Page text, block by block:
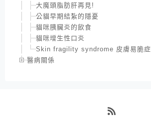
大魔頭脂肪肝再見!
公貓早期結紮的隱憂
貓咪胰臟炎的飲食
貓咪增生性口炎
Skin fragility syndrome 皮膚易脆症
醫病關係